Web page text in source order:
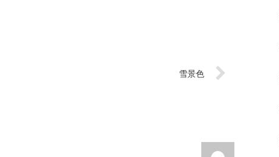
雪景色